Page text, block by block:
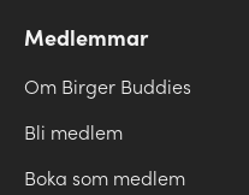
Medlemmar
Om Birger Buddies
Bli medlem
Boka som medlem